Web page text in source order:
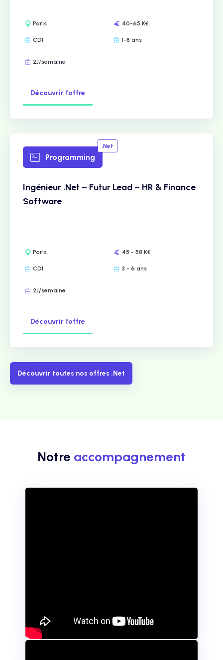
Paris 40-65 K€
CDI 1-8 ans
2J/semaine
Découvrir l’offre
Programming
.Net
Ingénieur .Net – Futur Lead – HR & Finance
Software
Paris 45 - 58 K€
CDI 3 - 6 ans
2J/semaine
Découvrir l’offre
Découvrir toutes nos offres .Net
Notre accompagnement